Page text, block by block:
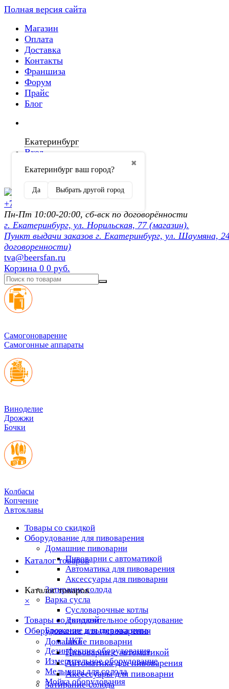
Полная версия сайта
Магазин
Оплата
Доставка
Контакты
Франшиза
Форум
Прайс
Блог
Екатеринбург
✖
Екатеринбург ваш город?
Да Выбрать другой город
Вход
Регистрация
+7 (902) 872-54-70
Пн-Пт 10:00-20:00, сб-вск по договорённости
г. Екатеринбург, ул. Норильская, 77 (магазин).
Пункт выдачи заказов г. Екатеринбург, ул. Шаумяна,
договоренности)
tva@beersfan.ru
Корзина 0 0 руб.
Cамогоноварение
Самогонные аппараты
Виноделие
Дрожжи
Бочки
Колбасы
Копчение
Автоклавы
Товары со скидкой
Оборудование для пивоварения
Домашние пивоварни
Пивоварни с автоматикой
Автоматика для пивоварения
Аксессуары для пивоварни
Затирание солода
Варка сусла
Cусловарочные котлы
Дополнительное оборудование
Брожение и выдержка пива
ЦКТ
Дезинфекция оборудования
Измерительное оборудование
Мельницы для солода
Мойка оборудования
Каталог товаров
Каталог товаров
×
Товары со скидкой
Оборудование для пивоварения
Домашние пивоварни
Пивоварни с автоматикой
Автоматика для пивоварения
Аксессуары для пивоварни
Затирание солода